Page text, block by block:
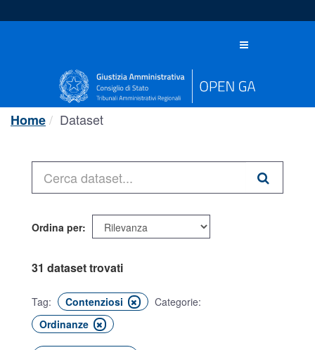
al
Toggle
Home Dataset
Ordina per
31 dataset trovati
Tag: Contenziosi
Categorie:
Ordinanze